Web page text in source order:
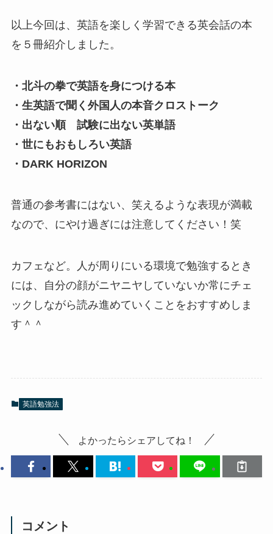
以上今回は、英語を楽しく学習できる英会話の本
を５冊紹介しました。
・北斗の拳で英語を身につける本
・生英語で聞く外国人の本音クロストーク
・出ない順 試験に出ない英単語
・世にもおもしろい英語
・DARK HORIZON
普通の参考書にはない、笑えるような表現が満載
なので、にやけ過ぎには注意してください！笑
カフェなど。人が周りにいる環境で勉強するとき
には、自分の顔がニヤニヤしていないか常にチェ
ックしながら読み進めていくことをおすすめしま
す＾＾
英語勉強法
よかったらシェアしてね！
コメント